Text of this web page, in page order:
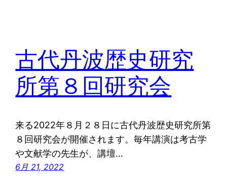
古代丹波歴史研究
所第８回研究会
来る2022年８月２８日に古代丹波歴史研究所第
８回研究会が開催されます。毎年講演は考古学
や文献学の先生が、講壇…
6月 21, 2022